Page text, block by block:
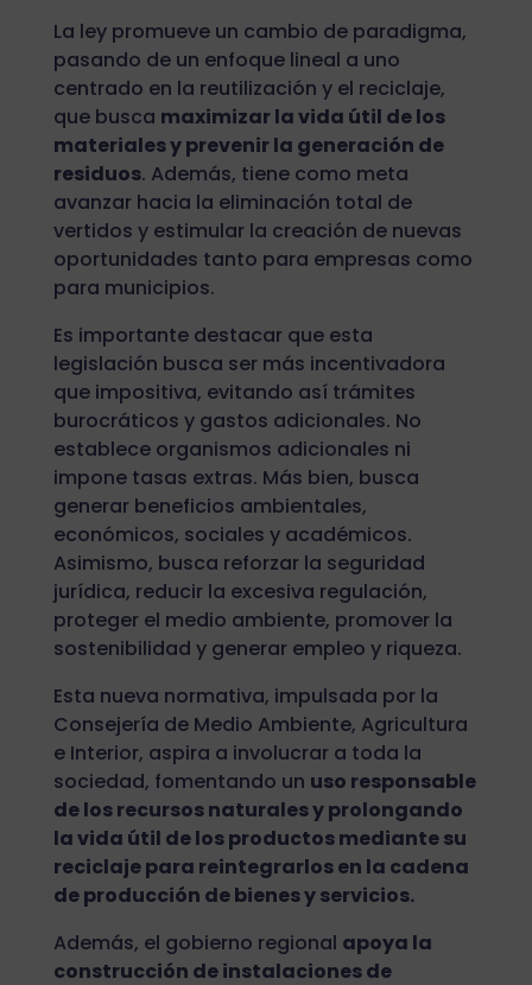
La ley promueve un cambio de paradigma,
pasando de un enfoque lineal a uno
centrado en la reutilización y el reciclaje,
que busca maximizar la vida útil de los
materiales y prevenir la generación de
residuos. Además, tiene como meta
avanzar hacia la eliminación total de
vertidos y estimular la creación de nuevas
oportunidades tanto para empresas como
para municipios.
Es importante destacar que esta
legislación busca ser más incentivadora
que impositiva, evitando así trámites
burocráticos y gastos adicionales. No
establece organismos adicionales ni
impone tasas extras. Más bien, busca
generar beneficios ambientales,
económicos, sociales y académicos.
Asimismo, busca reforzar la seguridad
jurídica, reducir la excesiva regulación,
proteger el medio ambiente, promover la
sostenibilidad y generar empleo y riqueza.
Esta nueva normativa, impulsada por la
Consejería de Medio Ambiente, Agricultura
e Interior, aspira a involucrar a toda la
sociedad, fomentando un uso responsable
de los recursos naturales y prolongando
la vida útil de los productos mediante su
reciclaje para reintegrarlos en la cadena
de producción de bienes y servicios.
Además, el gobierno regional apoya la
construcción de instalaciones de